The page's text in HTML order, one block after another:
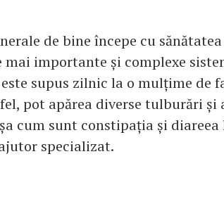
de bine începe cu
importante și complexe
supus zilnic la o mulțime de
pot apărea diverse tulburări și
cum sunt constipația și
specializat.